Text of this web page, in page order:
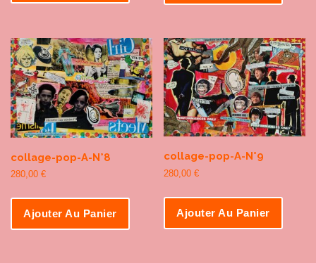
collage-pop-A-N°8
280,00 €
Ajouter Au Panier
collage-pop-A-N°9
280,00€
Ajouter Au Panier